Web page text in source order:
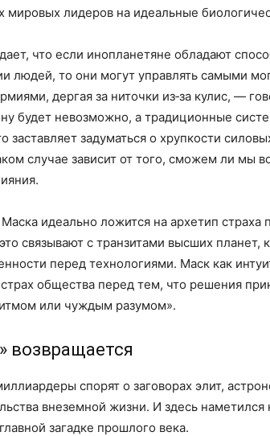
мировых лидеров на идеальные
что если инопланетяне обладают
людей, то они могут управлять самыми
дергая за ниточки из‑за кулис, —
будет невозможно, а традиционные
заставляет задуматься о хрупкости
случае зависит от того, сможем ли мы
идеально ложится на архетип страха
связывают с транзитами высших планет,
перед технологиями. Маск как
общества перед тем, что решения
или чуждым разумом».
возвращается
спорят о заговорах элит,
внеземной жизни. И здесь
загадке прошлого века.